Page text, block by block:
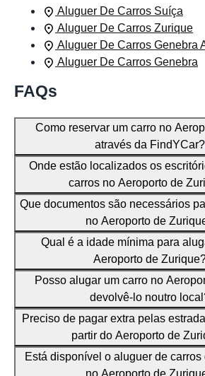
Aluguer De Carros Suíça
Aluguer De Carros Zurique
Aluguer De Carros Genebra
Aluguer De Carros Genebra
FAQs
Como reservar um carro no
através da FindYCar?
Onde estão localizados os
carros no Aeroporto de
Que documentos são necessários
no Aeroporto de
Qual é a idade mínima para
Aeroporto de
Posso alugar um carro no
devolvê-lo noutro
Preciso de pagar extra pelas
partir do Aeroporto de
Está disponível o aluguer de